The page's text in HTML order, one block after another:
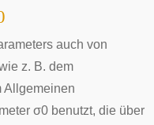
auch von
z. B. dem
Allgemeinen
σ0 benutzt, die über